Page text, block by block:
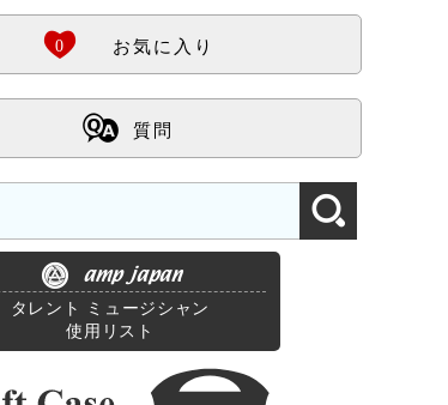
Ö
0 お気に入り
ß 質問
amp japan
タレント ミュージシャン
使用リスト